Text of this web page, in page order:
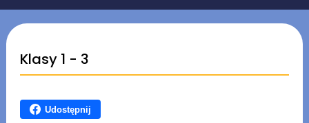
Klasy 1 - 3
Udostępnij